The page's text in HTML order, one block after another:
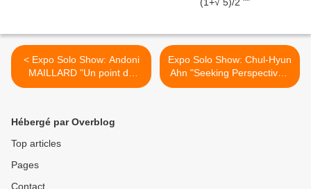
< Expo Solo Show: Andoni
MAILLARD "Un point de
vue"
Expo Solo Show: Chul-Hyun
Ahn "Seeking Perspective "
>
Hébergé par Overblog
Top articles
Pages
Contact